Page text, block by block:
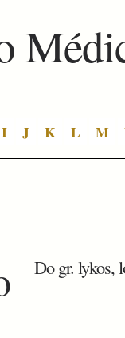
I J K L M
Do gr. lykos,